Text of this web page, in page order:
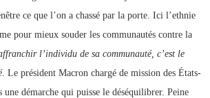
ce que l’on a chassé par la porte. Ici l’ethnie
pour mieux souder les communautés contre la
l’individu de sa communauté, c’est le
. Le président Macron chargé de mission des États-
démarche qui puisse le déséquilibrer. Peine